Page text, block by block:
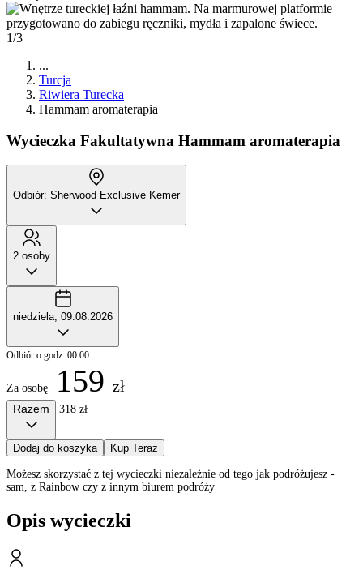
1/3
...
Turcja
Riwiera Turecka
Hammam aromaterapia
Wycieczka Fakultatywna Hammam aromaterapia
Odbiór: Sherwood Exclusive Kemer
2 osoby
niedziela, 09.08.2026
Odbiór o godz. 00:00
Za osobę 159 zł
Razem 318 zł
Dodaj do koszyka Kup Teraz
Możesz skorzystać z tej wycieczki niezależnie od tego jak podróżujesz -
sam, z Rainbow czy z innym biurem podróży
Opis wycieczki